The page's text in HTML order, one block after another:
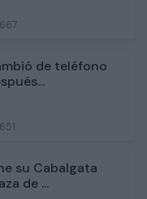
667
de teléfono
651
su Cabalgata
de ...